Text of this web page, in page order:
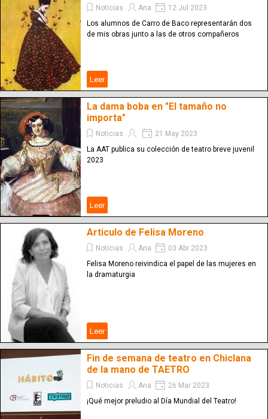
Noticias Ana
12 Jul 2023
Los alumnos de Carro de Baco representarán dos
de mis obras junto a las de otros compañeros
Leer
La dama boba en "El tamaño no
importa"
Noticias
21 May 2023
La AAT publica su colección de teatro breve juvenil
2023
Leer
Articulo de Felisa Moreno
Noticias Ana
03 Abr 2023
Felisa Moreno reivindica el papel de las mujeres en
la dramaturgia
Leer
Fin de semana de teatro en Chiclana
de la mano de TAETRO
Noticias Ana
26 Mar 2023
¡Qué mejor preludio al Día Mundial del Teatro!